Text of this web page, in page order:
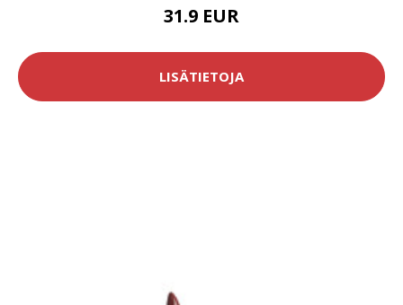
31.9 EUR
LISÄTIETOJA